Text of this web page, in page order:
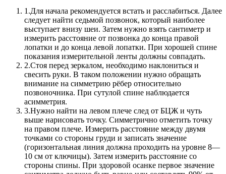
1.Для начала рекомендуется встать и расслабиться. Далее
следует найти седьмой позвонок, который наиболее
выступает внизу шеи. Затем нужно взять сантиметр и
измерить расстояние от позвонка до конца правой
лопатки и до конца левой лопатки. При хорошей спине
показания измерительной ленты должны совпадать.
2.Стоя перед зеркалом, необходимо наклониться и
свесить руки. В таком положении нужно обращать
внимание на симметрию рёбер относительно
позвоночника. При сутулой спине наблюдается
асимметрия.
3.Нужно найти на левом плече след от БЦЖ и чуть
выше нарисовать точку. Симметрично отметить точку
на правом плече. Измерить расстояние между двумя
точками со стороны груди и записать значение
(горизонтальная линия должна проходить на уровне 8—
10 см от ключицы). Затем измерить расстояние со
стороны спины. При здоровой осанке первое значение